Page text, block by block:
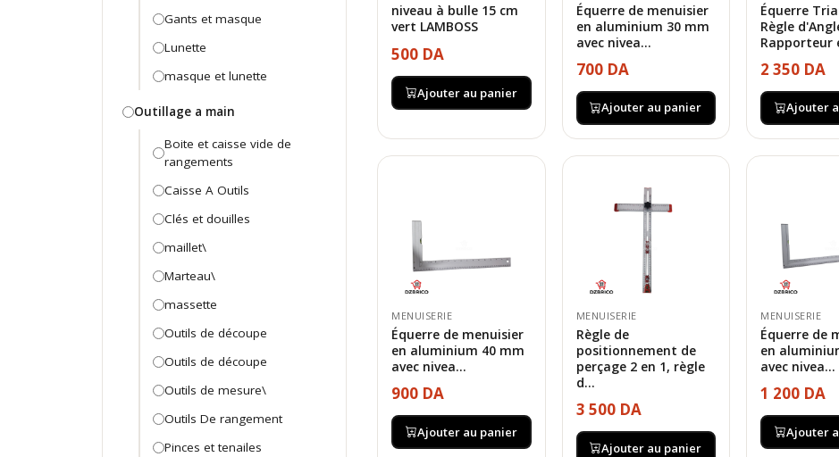
Gants et masque
Lunette
masque et lunette
Outillage a main
Boite et caisse vide de
rangements
Caisse A Outils
Clés et douilles
maillet\
Marteau\
massette
Outils de découpe
Outils de découpe
Outils de mesure\
Outils De rangement
Pinces et tenailes
niveau à bulle 15 cm
vert LAMBOSS
500 DA
Ajouter au panier
Équerre de menuisier
en aluminium 30 mm
avec nivea...
700 DA
Ajouter au panier
Équerre
Règle
Rapporteur
2 350 DA
Ajouter
MENUISERIE
Équerre de menuisier
en aluminium 40 mm
avec nivea...
900 DA
Ajouter au panier
MENUISERIE
Règle de
positionnement de
perçage 2 en 1, règle
d...
3 500 DA
Ajouter au panier
MENUISERIE
Équerre de
en
avec nivea...
1 200 DA
Ajouter